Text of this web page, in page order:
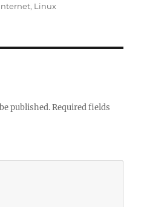
, Linux
published. Required fields